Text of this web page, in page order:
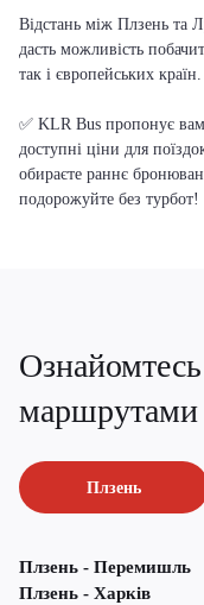
Відстань між Плзень та
дасть можливість
так і європейських країн.
✅ KLR Bus пропонує
доступні ціни для
обираєте раннє
подорожуйте без турбот!
маршрутами
Плзень
Плзень - Перемишль
Плзень - Харків